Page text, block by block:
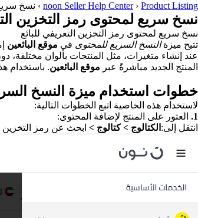
noon Seller Help Center› Product Listing
› نسخ
نسخ سريع لمحتوى رمز التخزين
نسخ سريع لمحتوى رمز التخزين التعريفي للبائع
تتيح ميزةالنسخ السريع للمحتوى في موقع البائعين
المنتج الجديد مباشرةً عبر موقع البائعين. باستخدام
خطوات استخدام ميزة النسخ
لاستخدام هذه الخاصية اتبع الخطوات التالية:
1.
العثور على المنتج لإضافة المحتوى:
انتقل إلى: الكتالوج > كتالوج > ابحث عن رمز التخزين